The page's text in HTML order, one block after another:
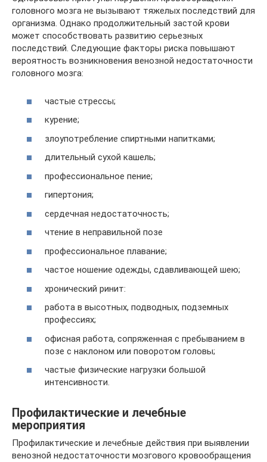
головного мозга не вызывают тяжелых последствий для
организма. Однако продолжительный застой крови
может способствовать развитию серьезных
последствий. Следующие факторы риска повышают
вероятность возникновения венозной недостаточности
головного мозга:
частые стрессы;
курение;
злоупотребление спиртными напитками;
длительный сухой кашель;
профессиональное пение;
гипертония;
сердечная недостаточность;
чтение в неправильной позе
профессиональное плавание;
частое ношение одежды, сдавливающей шею;
хронический ринит:
работа в высотных, подводных, подземных
профессиях;
офисная работа, сопряженная с пребыванием в
позе с наклоном или поворотом головы;
частые физические нагрузки большой
интенсивности.
Профилактические и лечебные
мероприятия
Профилактические и лечебные действия при выявлении
венозной недостаточности мозгового кровообращения